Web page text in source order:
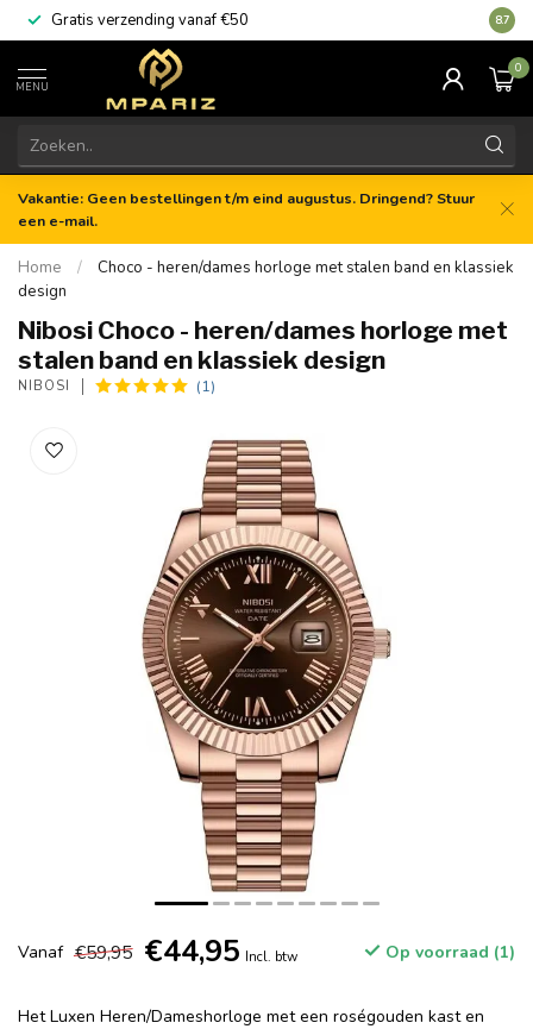
Gratis verzending vanaf €50 8.7
MENU
0
Vakantie: Geen bestellingen t/m eind augustus. Dringend? Stuur
een e-mail.
Home /
Choco - heren/dames horloge met stalen band en klassiek
design
Nibosi Choco - heren/dames horloge met
stalen band en klassiek design
NIBOSI (1)
Vanaf €59,95 €44,95 Incl. btw Op voorraad (1)
Het Luxen Heren/Dameshorloge met een roségouden kast en